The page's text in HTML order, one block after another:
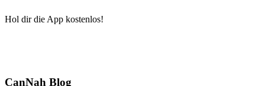
Hol dir die App kostenlos!
CanNah Blog